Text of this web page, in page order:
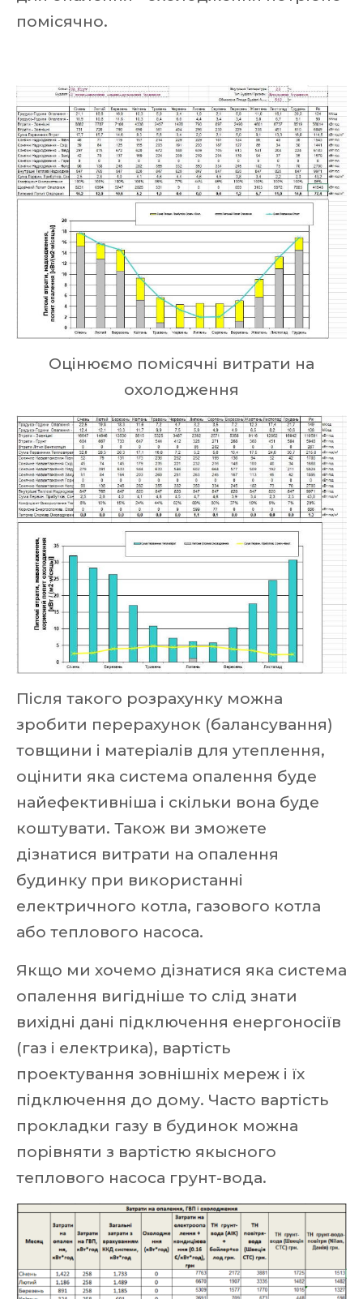
помісячно.
Оцінюємо помісячні витрати на
охолодження
Після такого розрахунку можна
зробити перерахунок (балансування)
товщини і матеріалів для утеплення,
оцінити яка система опалення буде
найефективніша і скільки вона буде
коштувати. Також ви зможете
дізнатися витрати на опалення
будинку при використанні
електричного котла, газового котла
або теплового насоса.
Якщо ми хочемо дізнатися яка система
опалення вигідніше то слід знати
вихідні дані підключення енергоносіїв
(газ і електрика), вартість
проектування зовнішніх мереж і їх
підключення до дому. Часто вартість
прокладки газу в будинок можна
порівняти з вартістю якысного
теплового насоса грунт-вода.